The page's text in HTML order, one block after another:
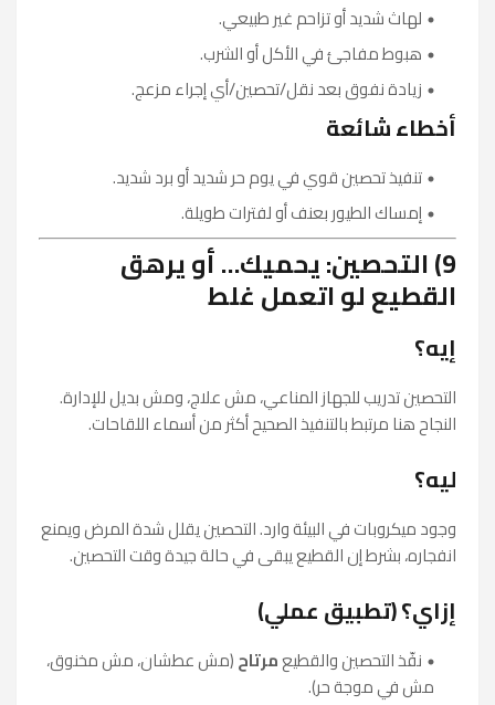
لهاث شديد أو تزاحم غير طبيعي.
هبوط مفاجئ في الأكل أو الشرب.
زيادة نفوق بعد نقل/تحصين/أي إجراء مزعج.
أخطاء شائعة
تنفيذ تحصين قوي في يوم حر شديد أو برد شديد.
إمساك الطيور بعنف أو لفترات طويلة.
9) التحصين: يحميك… أو يرهق
القطيع لو اتعمل غلط
إيه؟
التحصين تدريب للجهاز المناعي، مش علاج، ومش بديل للإدارة.
النجاح هنا مرتبط بالتنفيذ الصحيح أكثر من أسماء اللقاحات.
ليه؟
وجود ميكروبات في البيئة وارد. التحصين يقلل شدة المرض ويمنع
انفجاره، بشرط إن القطيع يبقى في حالة جيدة وقت التحصين.
إزاي؟ (تطبيق عملي)
نفّذ التحصين والقطيعمرتاح(مش عطشان، مش مخنوق،
مش في موجة حر).